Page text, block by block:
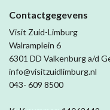
Contactgegevens
Visit Zuid-Limburg
Walramplein 6
6301 DD Valkenburg a/d
info@visitzuidlimburg.nl
043- 609 8500